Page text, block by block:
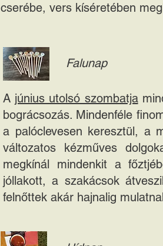
cserébe, vers kíséretében
Falunap
A június utolsó szombatja
bográcsozás. Mindenféle
a palóclevesen keresztül, a
változatos kézműves
megkínál mindenkit a
jóllakott, a szakácsok
felnőttek akár hajnalig